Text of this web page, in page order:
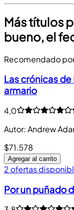
Más títulos
bueno, el
Recomendado
Las crónicas de
armario
4,0
Autor: Andrew
$71.578
Agregar al carrito
2 ofertas
Por un puñado